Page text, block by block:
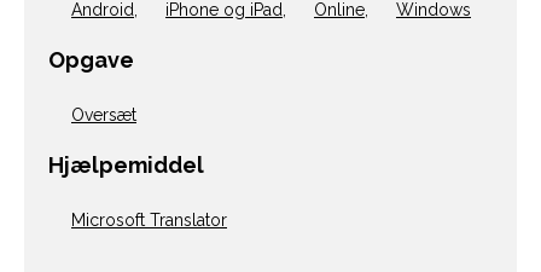
Android iPhone og iPad Online Windows
Opgave
Oversæt
Hjælpemiddel
Microsoft Translator